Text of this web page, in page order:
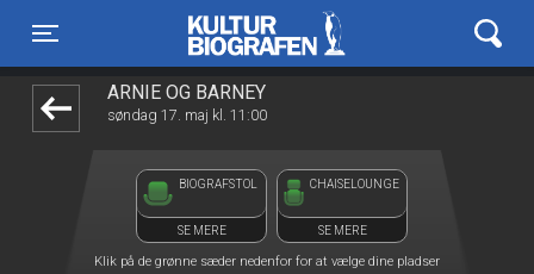
Toggle navigation
Kulturbiografen
ARNIE OG BARNEY
søndag 17. maj kl. 11:00
BIOGRAFSTOL
SE MERE
CHAISELOUNGE
SE MERE
Klik på de grønne sæder nedenfor for at vælge dine pladser
1step-front02 065424